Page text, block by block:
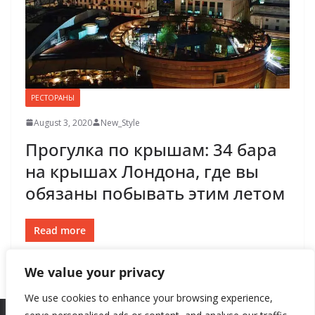
We value your privacy
We use cookies to enhance your browsing experience,
РЕСТОРАНЫ
August 3, 2020 New_Style
Прогулка по крышам: 34 бара
на крышах Лондона, где вы
обязаны побывать этим летом
Read more